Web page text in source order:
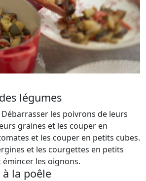
légumes
les poivrons de leurs
graines et les couper en
et les couper en petits cubes.
et les courgettes en petits
émincer les oignons.
la poêle